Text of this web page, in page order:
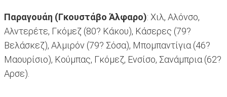
Παραγουάη (Γκουστάβο Άλφαρο): Χιλ, Αλόνσο,
Αλντερέτε, Γκόμεζ (80? Κάκου), Κάσερες (79?
Βελάσκεζ), Αλμιρόν (79? Σόσα), Μπομπαντίγια (46?
Μαουρίσιο), Κούμπας, Γκόμεζ, Ενσίσο, Σανάμπρια (62?
Αρσε).